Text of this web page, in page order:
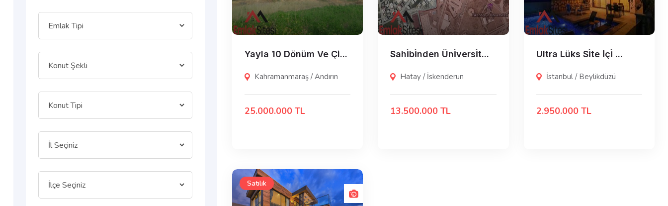
Yayla 10 Dönüm Ve Çi...
Kahramanmaraş / Andırın
25.000.000 TL
Sahi̇bi̇nden Üni̇versi̇t...
Hatay / İskenderun
13.500.000 TL
Ultra Lüks Si̇te İçi̇ ...
İstanbul / Beylikdüzü
2.950.000 TL
Satılık